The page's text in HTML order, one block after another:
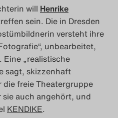
Blog
Blog
will Henrike
sein. Die in Dresden
versteht ihre
unbearbeitet,
Eine „realistische
sagt, skizzenhaft
freie Theatergruppe
sie auch angehört, und
KENDIKE.